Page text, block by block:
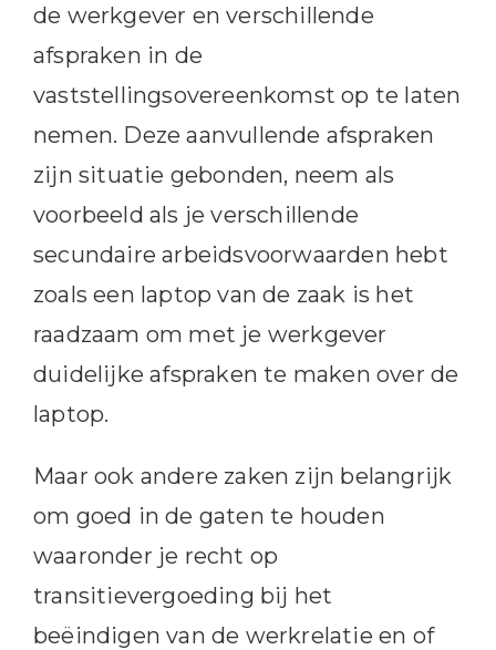
de werkgever en verschillende
afspraken in de
vaststellingsovereenkomst op te laten
nemen. Deze aanvullende afspraken
zijn situatie gebonden, neem als
voorbeeld als je verschillende
secundaire arbeidsvoorwaarden hebt
zoals een laptop van de zaak is het
raadzaam om met je werkgever
duidelijke afspraken te maken over de
laptop.
Maar ook andere zaken zijn belangrijk
om goed in de gaten te houden
waaronder je recht op
transitievergoeding bij het
beëindigen van de werkrelatie en of